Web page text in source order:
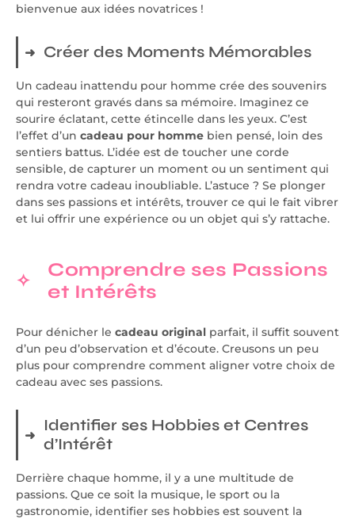
bienvenue aux idées novatrices !
Créer des Moments Mémorables
Un cadeau inattendu pour homme crée des souvenirs
qui resteront gravés dans sa mémoire. Imaginez ce
sourire éclatant, cette étincelle dans les yeux. C’est
l’effet d’un cadeau pour homme bien pensé, loin des
sentiers battus. L’idée est de toucher une corde
sensible, de capturer un moment ou un sentiment qui
rendra votre cadeau inoubliable. L’astuce ? Se plonger
dans ses passions et intérêts, trouver ce qui le fait vibrer
et lui offrir une expérience ou un objet qui s’y rattache.
Comprendre ses Passions
et Intérêts
Pour dénicher le cadeau original parfait, il suffit souvent
d’un peu d’observation et d’écoute. Creusons un peu
plus pour comprendre comment aligner votre choix de
cadeau avec ses passions.
Identifier ses Hobbies et Centres
d’Intérêt
Derrière chaque homme, il y a une multitude de
passions. Que ce soit la musique, le sport ou la
gastronomie, identifier ses hobbies est souvent la